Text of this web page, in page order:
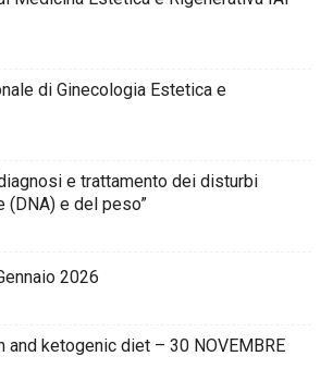
di Ginecologia Estetica e
e trattamento dei disturbi
(DNA) e del peso”
2026
and ketogenic diet – 30 NOVEMBRE